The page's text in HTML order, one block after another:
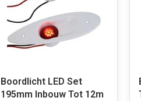
Boordlicht LED Set
195mm Inbouw Tot 12m